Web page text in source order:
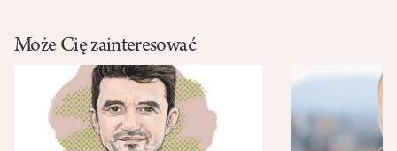
Może Cię zainteresować